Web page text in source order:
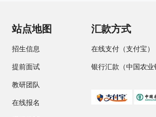
站点地图
招生信息
提前面试
教研团队
在线报名
汇款方式
在线支付（支付宝）
银行汇款（中国农业